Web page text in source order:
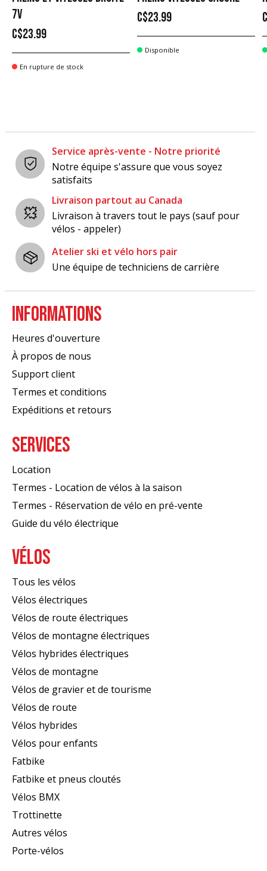
7V
C$23.99
En rupture de stock
C$23.99
Disponible
Service après-vente - Notre priorité
Notre équipe s'assure que vous soyez
satisfaits
Livraison partout au Canada
Livraison à travers tout le pays (sauf pour
vélos - appeler)
Atelier ski et vélo hors pair
Une équipe de techniciens de carrière
INFORMATIONS
Heures d'ouverture
À propos de nous
Support client
Termes et conditions
Expéditions et retours
SERVICES
Location
Termes - Location de vélos à la saison
Termes - Réservation de vélo en pré-vente
Guide du vélo électrique
VÉLOS
Tous les vélos
Vélos électriques
Vélos de route électriques
Vélos de montagne électriques
Vélos hybrides électriques
Vélos de montagne
Vélos de gravier et de tourisme
Vélos de route
Vélos hybrides
Vélos pour enfants
Fatbike
Fatbike et pneus cloutés
Vélos BMX
Trottinette
Autres vélos
Porte-vélos